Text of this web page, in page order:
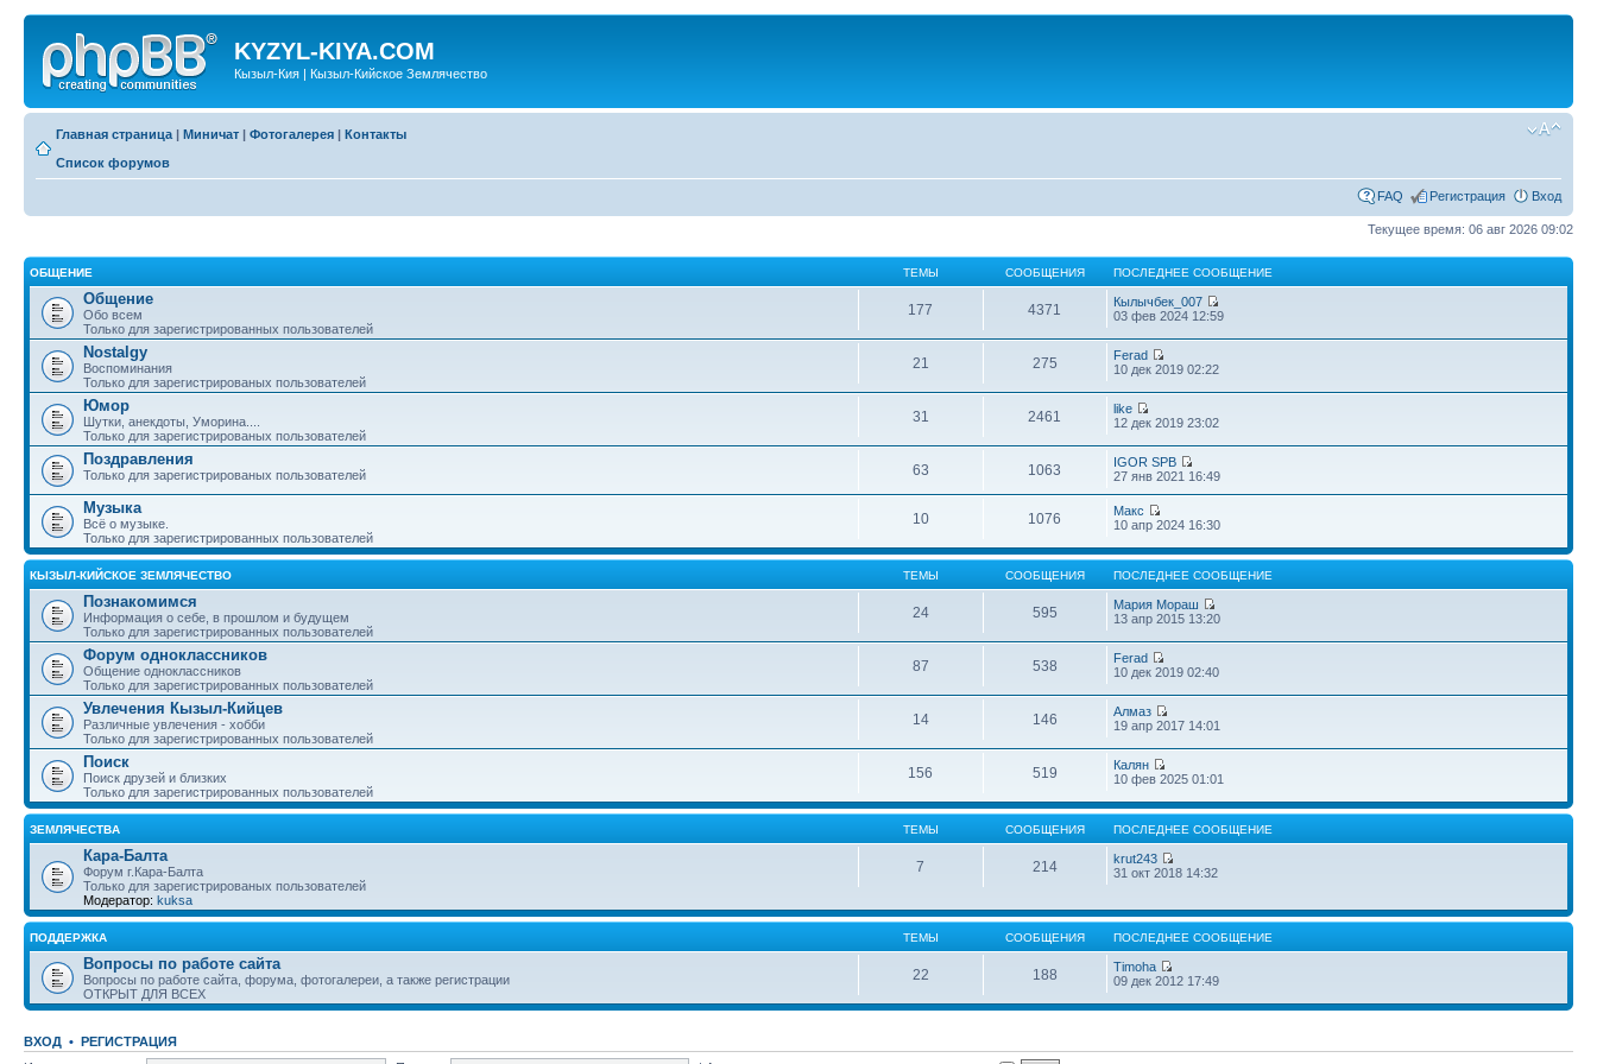
KYZYL-KIYA.COM
Кызыл-Кия | Кызыл-Кийское Землячество
Главная страница | Миничат | Фотогалерея | Контакты
Список форумов
FAQ Регистрация Вход
Текущее время: 06 авг 2026 09:02
ОБЩЕНИЕ ТЕМЫ СООБЩЕНИЯ ПОСЛЕДНЕЕ СООБЩЕНИЕ
Общение
Обо всем
Только для зарегистрированных пользователей
177 4371
Кылычбек_007
03 фев 2024 12:59
Nostalgy
Воспоминания
Только для зарегистрированых пользователей
21 275
Ferad
10 дек 2019 02:22
Юмор
Шутки, анекдоты, Уморина....
Только для зарегистрированых пользователей
31 2461
like
12 дек 2019 23:02
Поздравления
Только для зарегистрированых пользователей 63 1063
IGOR SPB
27 янв 2021 16:49
Музыка
Всё о музыке.
Только для зарегистрированных пользователей
10 1076
Макс
10 апр 2024 16:30
КЫЗЫЛ-КИЙСКОЕ ЗЕМЛЯЧЕСТВО ТЕМЫ СООБЩЕНИЯ ПОСЛЕДНЕЕ СООБЩЕНИЕ
Познакомимся
Информация о себе, в прошлом и будущем
Только для зарегистрированных пользователей
24 595
Мария Мораш
13 апр 2015 13:20
Форум одноклассников
Общение одноклассников
Только для зарегистрированных пользователей
87 538
Ferad
10 дек 2019 02:40
Увлечения Кызыл-Кийцев
Различные увлечения - хобби
Только для зарегистрированных пользователей
14 146
Алмаз
19 апр 2017 14:01
Поиск
Поиск друзей и близких
Только для зарегистрированных пользователей
156 519
Калян
10 фев 2025 01:01
ЗЕМЛЯЧЕСТВА ТЕМЫ СООБЩЕНИЯ ПОСЛЕДНЕЕ СООБЩЕНИЕ
Кара-Балта
Форум г.Кара-Балта
Только для зарегистрированых пользователей
Модератор: kuksa
7 214
krut243
31 окт 2018 14:32
ПОДДЕРЖКА ТЕМЫ СООБЩЕНИЯ ПОСЛЕДНЕЕ СООБЩЕНИЕ
Вопросы по работе сайта
Вопросы по работе сайта, форума, фотогалереи, а также регистрации
ОТКРЫТ ДЛЯ ВСЕХ
22 188
Timoha
09 дек 2012 17:49
ВХОД • РЕГИСТРАЦИЯ